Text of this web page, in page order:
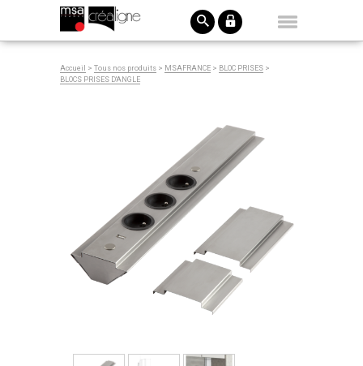
Accueil > Tous nos produits > MSAFRANCE > BLOC PRISES >
BLOCS PRISES D'ANGLE